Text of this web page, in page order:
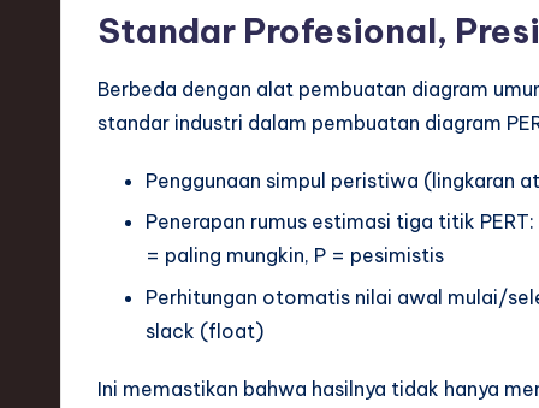
Standar Profesional,
Berbeda dengan alat pembuatan diagram
standar industri dalam pembuatan diagram
Penggunaan simpul peristiwa (lingkaran
Penerapan rumus estimasi tiga titik PERT:
= paling mungkin, P = pesimistis
Perhitungan otomatis nilai awal mulai/
slack (float)
Ini memastikan bahwa hasilnya tidak hanya